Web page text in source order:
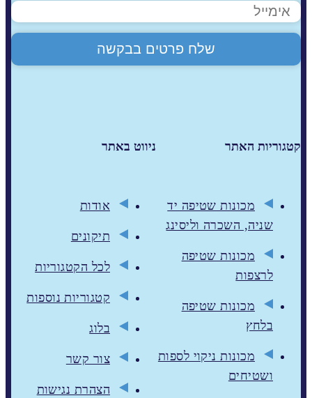
ניווט באתר
אודות
תיקונים
לכל הקטגוריות
קטגוריות נוספות
בלוג
צור קשר
הצהרת נגישות
קטגוריות האתר
מכונות שטיפה יד
שניה, השכרה וליסינג
מכונות שטיפה
לרצפות
מכונות שטיפה
בלחץ
מכונות ניקוי לספות
ושטיחים